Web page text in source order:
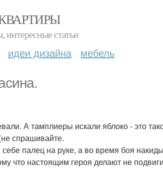
интересные статьи
идеи дизайна мебель
А тамплиеры искали яблоко - это
спрашивайте.
палец на руке, а во время боя
что настоящим героя делают не